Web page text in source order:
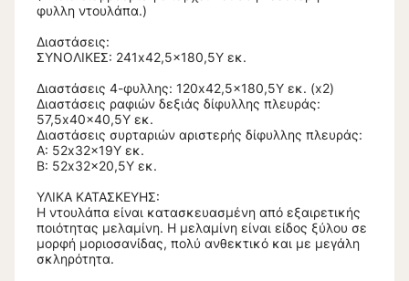
φυλλη ντουλάπα.)
Διαστάσεις:
ΣΥΝΟΛΙΚΕΣ: 241x42,5x180,5Υ εκ.
Διαστάσεις 4-φυλλης: 120x42,5x180,5Υ εκ. (x2)
Διαστάσεις ραφιών δεξιάς δίφυλλης πλευράς:
57,5x40x40,5Υ εκ.
Διαστάσεις συρταριών αριστερής δίφυλλης πλευράς:
Α: 52x32x19Υ εκ.
Β: 52x32x20,5Υ εκ.
ΥΛΙΚΑ ΚΑΤΑΣΚΕΥΗΣ:
Η ντουλάπα είναι κατασκευασμένη από εξαιρετικής
ποιότητας μελαμίνη. Η μελαμίνη είναι είδος ξύλου σε
μορφή μοριοσανίδας, πολύ ανθεκτικό και με μεγάλη
σκληρότητα.